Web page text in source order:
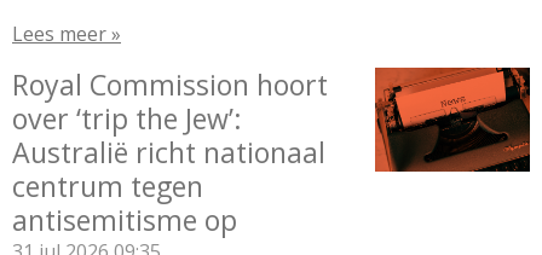
Lees meer »
Royal Commission hoort
over ‘trip the Jew’:
Australië richt nationaal
centrum tegen
antisemitisme op